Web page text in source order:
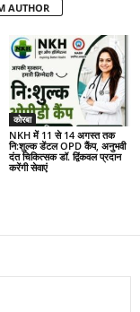
AUTHOR
कोरबा
NKH में 11 से 14 अगस्त तक
नि:शुल्क डेंटल OPD कैंप, अनुभवी
दंत चिकित्सक डॉ. द्विंकवल प्रदान
करेंगी सेवाएं